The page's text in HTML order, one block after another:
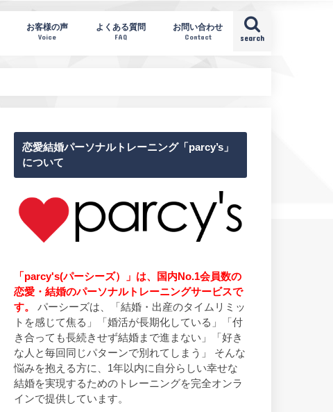
search
お客様の声
Voice
よくある質問
FAQ
お問い合わせ
Contact
恋愛結婚パーソナルトレーニング「parcy’s」
について
「parcy's(パーシーズ）」は、国内No.1会員数の
恋愛・結婚のパーソナルトレーニングサービスで
す。
パーシーズは、「結婚・出産のタイムリミッ
トを感じて焦る」「婚活が長期化している」「付
き合っても長続きせず結婚まで進まない」「好き
な人と毎回同じパターンで別れてしまう」 そんな
悩みを抱える方に、1年以内に自分らしい幸せな
結婚を実現するためのトレーニングを完全オンラ
インで提供しています。